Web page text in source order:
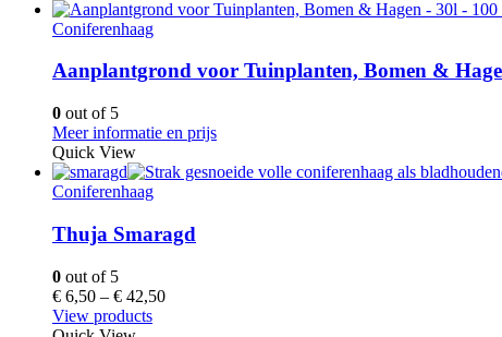
Coniferenhaag
Aanplantgrond voor Tuinplanten, Bomen &
0 out of 5
Meer informatie en prijs
Quick View
Coniferenhaag
Thuja Smaragd
0 out of 5
€ 6,50 – € 42,50
View products